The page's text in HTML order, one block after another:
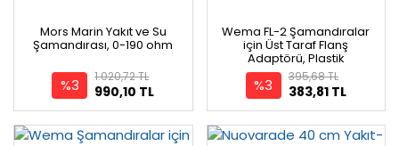
Mors Marin Yakıt ve Su
Şamandırası, 0-190 ohm
%3 990,10 TL
1.020,72 TL
Wema FL-2 Şamandıralar
için Üst Taraf Flanş
Adaptörü, Plastik
%3 383,81 TL
395,68 TL